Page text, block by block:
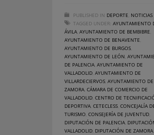
PUBLISHED IN DEPORTE, NOTICIAS
TAGGED UNDER: AYUNTAMIENTO
ÁVILA, AYUNTAMIENTO DE BEMBIBRE,
AYUNTAMIENTO DE BENAVENTE,
AYUNTAMIENTO DE BURGOS,
AYUNTAMIENTO DE LEÓN,
DE PALENCIA, AYUNTAMIENTO DE
VALLADOLID, AYUNTAMIENTO DE
VILLARDECIERVOS, AYUNTAMIENTO DE
ZAMORA, CÁMARA DE COMERCIO DE
VALLADOLID, CENTRO DE
DEPORTIVA, CETECLESS, CONCEJALÍA
TURISMO, CONSEJERÍA DE JUVENTUD,
DIPUTACIÓN DE PALENCIA,
VALLADOLID, DIPUTACIÓN DE ZAMORA,